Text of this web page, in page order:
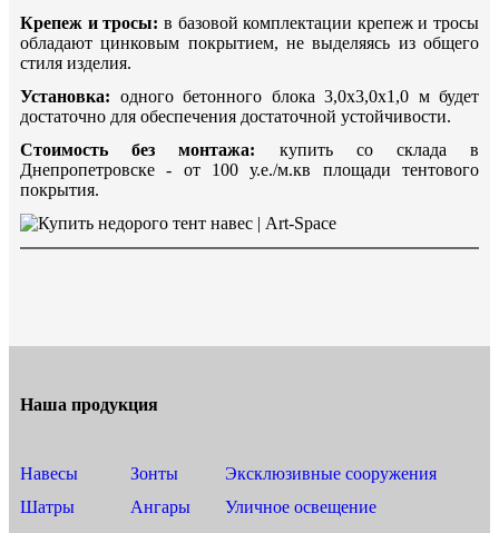
Крепеж и тросы: в базовой комплектации крепеж и тросы
обладают цинковым покрытием, не выделяясь из общего
стиля изделия.
Установка: одного бетонного блока 3,0х3,0х1,0 м будет
достаточно для обеспечения достаточной устойчивости.
Стоимость без монтажа: купить со склада в
Днепропетровске - от 100 у.е./м.кв площади тентового
покрытия.
Наша продукция
Навесы
Шатры
Зонты
Ангары
Эксклюзивные сооружения
Уличное освещение